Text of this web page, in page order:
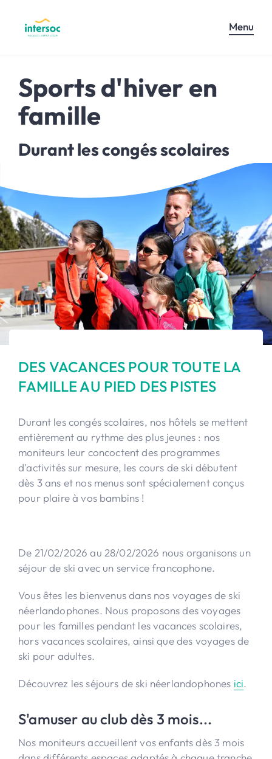
Menu
Sports d'hiver en
famille
Durant les congés scolaires
DES VACANCES POUR TOUTE LA
FAMILLE AU PIED DES PISTES
Durant les congés scolaires, nos hôtels se mettent
entièrement au rythme des plus jeunes : nos
moniteurs leur concoctent des programmes
d'activités sur mesure, les cours de ski débutent
dès 3 ans et nos menus sont spécialement conçus
pour plaire à vos bambins !
De 21/02/2026 au 28/02/2026 nous organisons un
séjour de ski avec un service francophone.
Vous êtes les bienvenus dans nos voyages de ski
néerlandophones. Nous proposons des voyages
pour les familles pendant les vacances scolaires,
hors vacances scolaires, ainsi que des voyages de
ski pour adultes.
Découvrez les séjours de ski néerlandophones ici.
S'amuser au club dès 3 mois...
Nos moniteurs accueillent vos enfants dès 3 mois